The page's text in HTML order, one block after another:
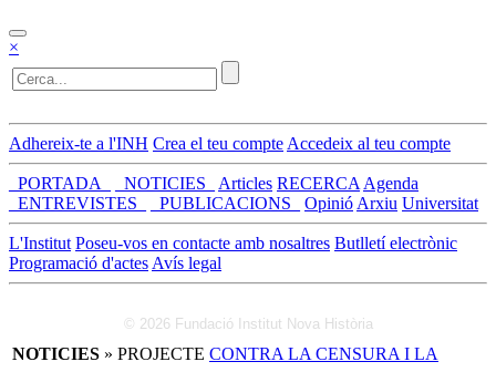
×
Adhereix-te a l'INH Crea el teu compte Accedeix al teu compte
_PORTADA_ _NOTICIES_ Articles RECERCA Agenda
_ENTREVISTES_
_PUBLICACIONS_ Opinió Arxiu Universitat
L'Institut Poseu-vos en contacte amb nosaltres Butlletí electrònic
Programació d'actes Avís legal
© 2026 Fundació Institut Nova Història
NOTICIES » PROJECTE CONTRA LA CENSURA I LA